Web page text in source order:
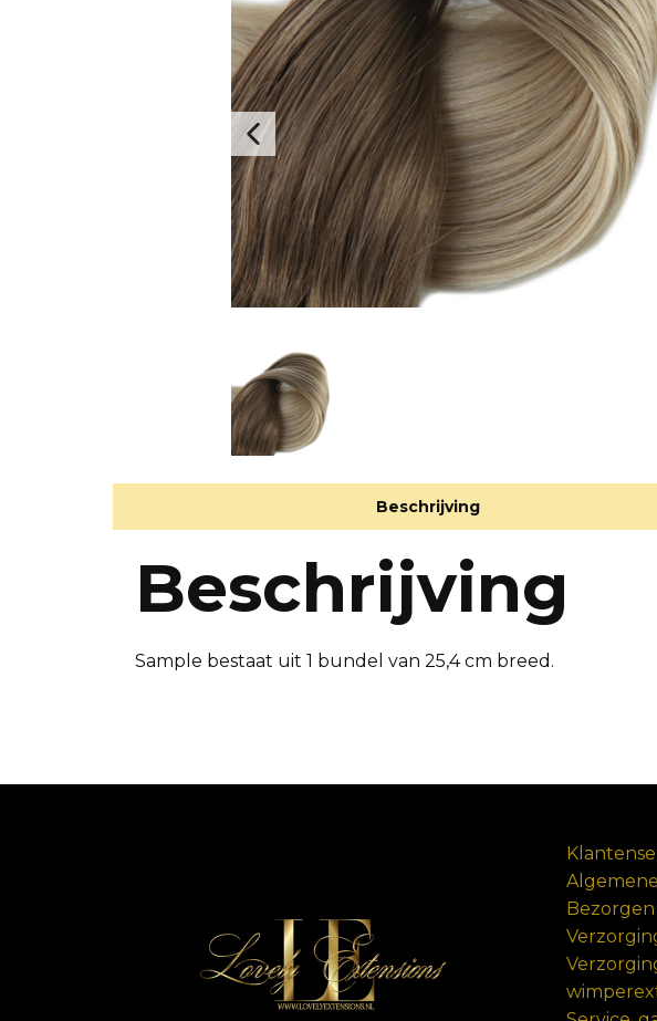
Beschrijving
Beschrijving
Sample bestaat uit 1 bundel van 25,4 cm breed.